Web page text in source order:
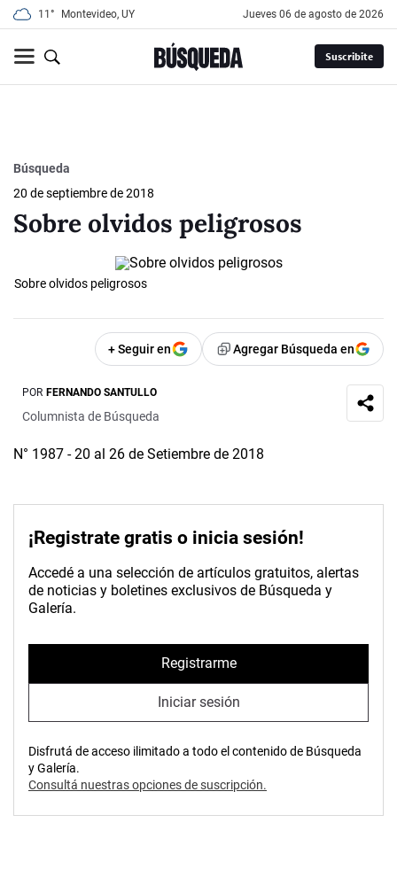
11° Montevideo, UY jueves 06 de agosto de 2026
Suscribite
Búsqueda
20 de septiembre de 2018
Sobre olvidos peligrosos
Sobre olvidos peligrosos
+ Seguir en Agregar Búsqueda en
POR FERNANDO SANTULLO
Columnista de Búsqueda
N° 1987 - 20 al 26 de Setiembre de 2018
¡Registrate gratis o inicia sesión!
Accedé a una selección de artículos gratuitos, alertas
de noticias y boletines exclusivos de Búsqueda y
Galería.
Registrarme
Iniciar sesión
Disfrutá de acceso ilimitado a todo el contenido de Búsqueda
y Galería.
Consultá nuestras opciones de suscripción.